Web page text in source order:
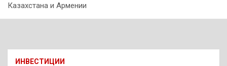
Казахстана и Армении
ИНВЕСТИЦИИ